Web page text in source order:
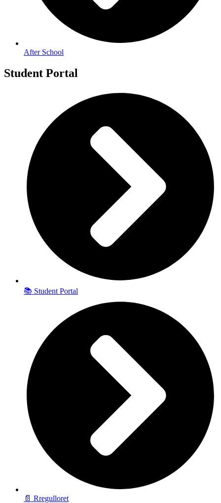
After School
Student Portal
📚 Student Portal
📄 Rregulloret